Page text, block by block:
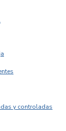
y controladas